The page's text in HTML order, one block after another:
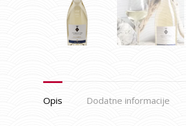
Opis Dodatne informacije